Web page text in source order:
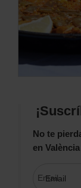
No te
en València
Email